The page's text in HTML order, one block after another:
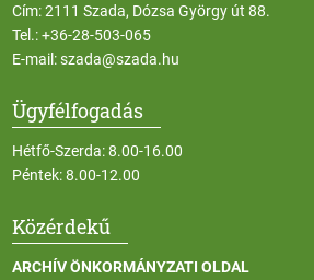
Cím: 2111 Szada, Dózsa György út 88.
Tel.:+36-28-503-065
E-mail:szada@szada.hu
Ügyfélfogadás
Hétfő-Szerda: 8.00-16.00
Péntek: 8.00-12.00
Közérdekű
ARCHÍV ÖNKORMÁNYZATI OLDAL